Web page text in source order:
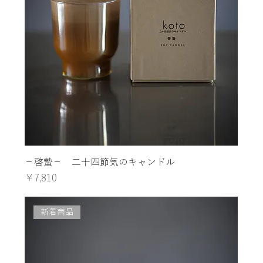
−啓蟄− 二十四節気のキャンドル
価格
￥7,810
新着商品